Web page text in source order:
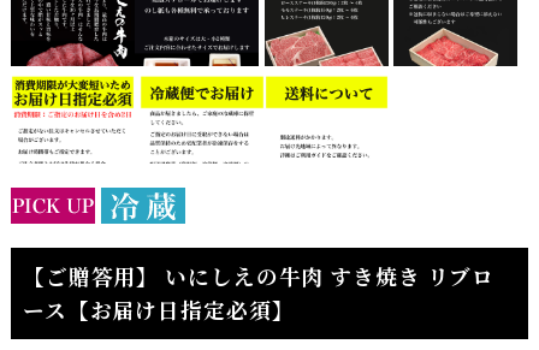
【ご贈答用】 いにしえの牛肉 すき焼き リブロ
ース【お届け日指定必須】